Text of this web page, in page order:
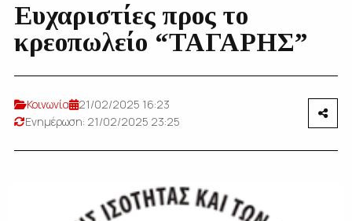
Ευχαριστίες προς το
κρεοπωλείο “ΤΑΓΑΡΗΣ”
Κοινωνία
21/02/2025 16:23
Ενημέρωση: 21/02/2025 23:25